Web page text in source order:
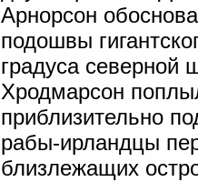
Арнорсон
подошвы
градуса северной
Хродмарсон
приблизительно
рабы-ирландцы
близлежащих